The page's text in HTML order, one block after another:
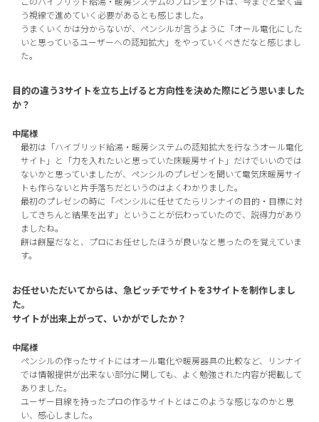
う視線で進めていく必要があるとも感じました。
うまくいくかは分からないが、ペンシルが言うように「オール電化にした
いと思っているユーザーへの認知拡大」をやっていくべきだなと感じまし
た。
目的の違う3サイトを立ち上げると方向性を決めた際にどう思いました
か？
中尾様
最初は「ハイブリッド給湯・暖房システムの認知拡大を行なうオール電化
サイト」と「力を入れたいと思っていた床暖房サイト」だけでいいのでは
ないかと思っていましたが、ペンシルのプレゼンを聞いて電気床暖房サイ
トも作らないと片手落ちだというのはよくわかりました。
最初のプレゼンの時に「ペンシルに任せてたらリンナイの目的・目標に対
してきちんと結果を出す」ということが伝わっていたので、説得力があり
ましたね。
餅は餅屋だなと、プロにお任せしたほうが良いなと思ったのを覚えていま
す。
お任せいただいてからは、急ピッチでサイトを3サイトを制作しまし
た。
サイトが出来上がって、いかがでしたか？
中尾様
ペンシルの作ったサイトにはオール電化や暖房器具の比較など、リンナイ
では情報提供が出来ない部分に関しても、よく勉強された内容が掲載して
ありました。
ユーザー目線を持ったプロの作るサイトとはこのような感じなのかと思
い、感心しました。